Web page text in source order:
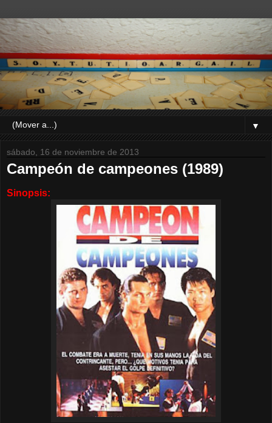
▼
sábado, 16 de noviembre de 2013
Campeón de campeones (1989)
Sinopsis: